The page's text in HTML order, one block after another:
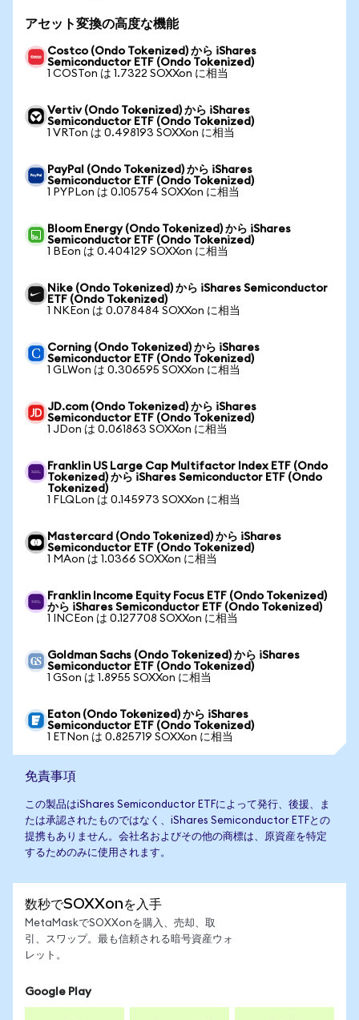
アセット変換の高度な機能
Costco (Ondo Tokenized) から iShares
Semiconductor ETF (Ondo Tokenized)
1 COSTon は 1.7322 SOXXon に相当
Vertiv (Ondo Tokenized) から iShares
Semiconductor ETF (Ondo Tokenized)
1 VRTon は 0.498193 SOXXon に相当
PayPal (Ondo Tokenized) から iShares
Semiconductor ETF (Ondo Tokenized)
1 PYPLon は 0.105754 SOXXon に相当
Bloom Energy (Ondo Tokenized) から iShares
Semiconductor ETF (Ondo Tokenized)
1 BEon は 0.404129 SOXXon に相当
Nike (Ondo Tokenized) から iShares Semiconductor
ETF (Ondo Tokenized)
1 NKEon は 0.078484 SOXXon に相当
Corning (Ondo Tokenized) から iShares
Semiconductor ETF (Ondo Tokenized)
1 GLWon は 0.306595 SOXXon に相当
JD.com (Ondo Tokenized) から iShares
Semiconductor ETF (Ondo Tokenized)
1 JDon は 0.061863 SOXXon に相当
Franklin US Large Cap Multifactor Index ETF (Ondo
Tokenized) から iShares Semiconductor ETF (Ondo
Tokenized)
1 FLQLon は 0.145973 SOXXon に相当
Mastercard (Ondo Tokenized) から iShares
Semiconductor ETF (Ondo Tokenized)
1 MAon は 1.0366 SOXXon に相当
Franklin Income Equity Focus ETF (Ondo Tokenized)
から iShares Semiconductor ETF (Ondo Tokenized)
1 INCEon は 0.127708 SOXXon に相当
Goldman Sachs (Ondo Tokenized) から iShares
Semiconductor ETF (Ondo Tokenized)
1 GSon は 1.8955 SOXXon に相当
Eaton (Ondo Tokenized) から iShares
Semiconductor ETF (Ondo Tokenized)
1 ETNon は 0.825719 SOXXon に相当
免責事項
この製品はiShares Semiconductor ETFによって発行、後援、ま
たは承認されたものではなく、iShares Semiconductor ETFとの
提携もありません。会社名およびその他の商標は、原資産を特定
するためのみに使用されます。
数秒でSOXXonを入手
MetaMaskでSOXXonを購入、売却、取
引、スワップ。最も信頼される暗号資産ウォ
レット。
Google Play